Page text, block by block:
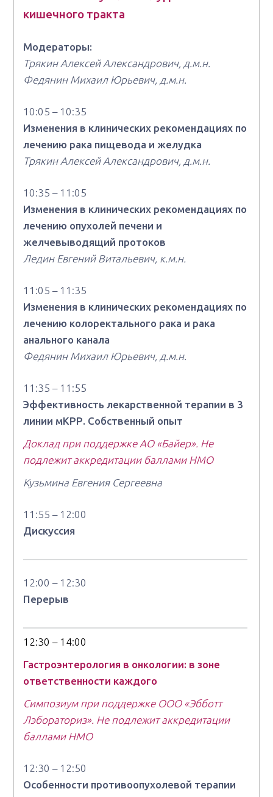
кишечного тракта
Модераторы:
Трякин Алексей Александрович, д.м.н.
Федянин Михаил Юрьевич, д.м.н.
10:05 – 10:35
Изменения в клинических рекомендациях по
лечению рака пищевода и желудка
Трякин Алексей Александрович, д.м.н.
10:35 – 11:05
Изменения в клинических рекомендациях по
лечению опухолей печени и
желчевыводящий протоков
Ледин Евгений Витальевич, к.м.н.
11:05 – 11:35
Изменения в клинических рекомендациях по
лечению колоректального рака и рака
анального канала
Федянин Михаил Юрьевич, д.м.н.
11:35 – 11:55
Эффективность лекарственной терапии в 3
линии мКРР. Собственный опыт
Доклад при поддержке АО «Байер». Не
подлежит аккредитации баллами НМО
Кузьмина Евгения Сергеевна
11:55 – 12:00
Дискуссия
12:00 – 12:30
Перерыв
12:30 – 14:00
Гастроэнтерология в онкологии: в зоне
ответственности каждого
Симпозиум при поддержке ООО «Эбботт
Лэбораториз». Не подлежит аккредитации
баллами НМО
12:30 – 12:50
Особенности противоопухолевой терапии